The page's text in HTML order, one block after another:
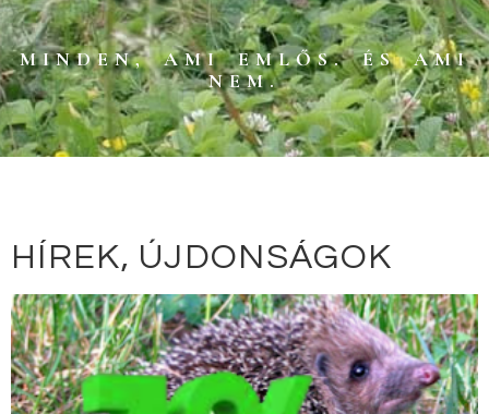
MINDEN, AMI EMLŐS. ÉS AMI
NEM.
HÍREK, ÚJDONSÁGOK